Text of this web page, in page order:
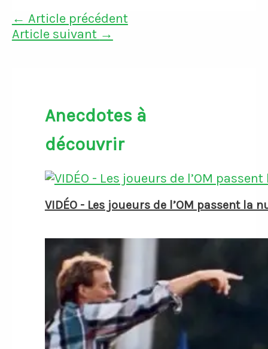
← Article précédent
Article suivant →
Anecdotes à
découvrir
VIDÉO - Les joueurs de l’OM passent la